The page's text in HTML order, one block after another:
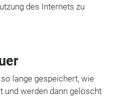
des Internets zu
lange gespeichert, wie
und werden dann gelöscht